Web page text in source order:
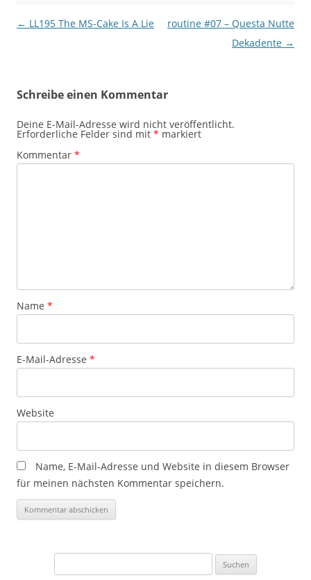
Beitragsnavigation
← LL195 The MS-Cake Is A Lie
routine #07 – Questa Nutte
Dekadente →
Schreibe einen Kommentar
Deine E-Mail-Adresse wird nicht veröffentlicht.
Erforderliche Felder sind mit * markiert
Kommentar *
Name *
E-Mail-Adresse *
Website
Name, E-Mail-Adresse und Website in diesem Browser
für meinen nächsten Kommentar speichern.